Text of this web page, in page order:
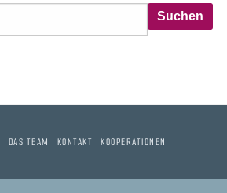
DAS TEAM KONTAKT KOOPERATIONEN